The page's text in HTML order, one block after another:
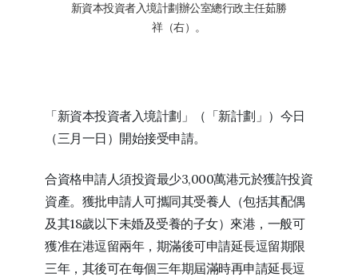
新資本投資者入境計劃辦公室總行政主任茹勝
祥（右）。
「新資本投資者入境計劃」（「新計劃」）今日
（三月一日）開始接受申請。
合資格申請人須投資最少3,000萬港元於獲許投資
資產。獲批申請人可攜同其受養人（包括其配偶
及其18歲以下未婚及受養的子女）來港，一般可
獲准在港逗留兩年，期滿後可申請延長逗留期限
三年，其後可在每個三年期屆滿時再申請延長逗